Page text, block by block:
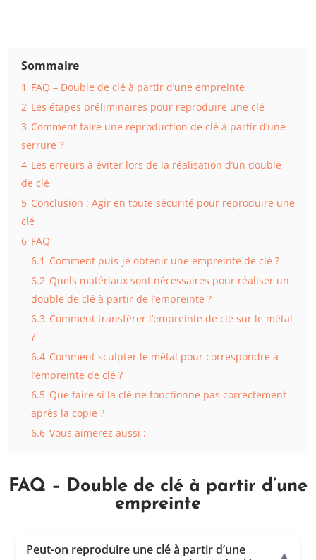
Sommaire
1 FAQ – Double de clé à partir d’une empreinte
2 Les étapes préliminaires pour reproduire une clé
3 Comment faire une reproduction de clé à partir d’une
serrure ?
4 Les erreurs à éviter lors de la réalisation d’un double
de clé
5 Conclusion : Agir en toute sécurité pour reproduire une
clé
6 FAQ
6.1 Comment puis-je obtenir une empreinte de clé ?
6.2 Quels matériaux sont nécessaires pour réaliser un
double de clé à partir de l’empreinte ?
6.3 Comment transférer l’empreinte de clé sur le métal
?
6.4 Comment sculpter le métal pour correspondre à
l’empreinte de clé ?
6.5 Que faire si la clé ne fonctionne pas correctement
après la copie ?
6.6 Vous aimerez aussi :
FAQ – Double de clé à partir d’une
empreinte
Peut-on reproduire une clé à partir d’une